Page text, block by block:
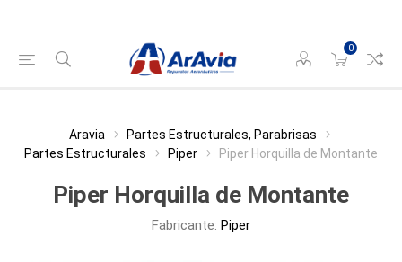
0
Aravia
Partes Estructurales, Parabrisas
Partes Estructurales
Piper Piper Horquilla de Montante
Piper Horquilla de Montante
Fabricante: Piper